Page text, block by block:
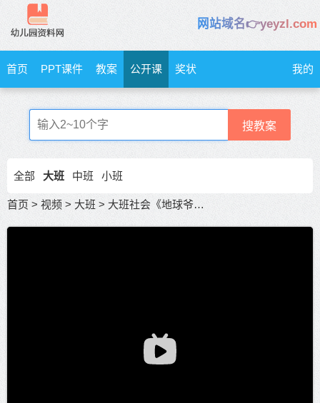
网站域名👉yeyzl.com
首页 PPT课件 教案 公开课 奖状 我的
搜教案
全部 大班 中班 小班
首页 > 视频 > 大班 > 大班社会《地球爷爷生病了》优质公开课赛课观摩课新老师